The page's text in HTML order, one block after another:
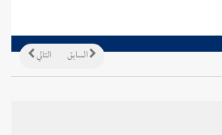
التالي السابق